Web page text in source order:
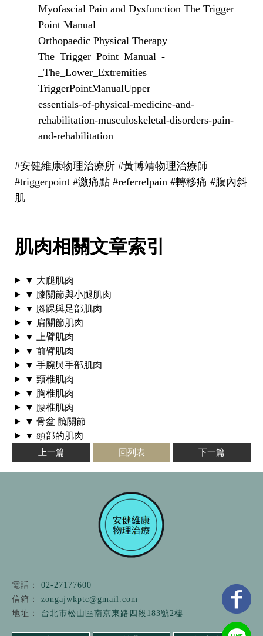
Myofascial Pain and Dysfunction The Trigger
Point Manual
Orthopaedic Physical Therapy
The_Trigger_Point_Manual_-
_The_Lower_Extremities
TriggerPointManualUpper
essentials-of-physical-medicine-and-
rehabilitation-musculoskeletal-disorders-pain-
and-rehabilitation
#安健維康物理治療所 #黃博靖物理治療師
#triggerpoint #激痛點 #referrelpain #轉移痛 #腹內斜
肌
肌肉相關文章索引
▼ 大腿肌肉
▼ 膝關節與小腿肌肉
▼ 腳踝與足部肌肉
▼ 肩關節肌肉
▼ 上臂肌肉
▼ 前臂肌肉
▼ 手腕與手部肌肉
▼ 頸椎肌肉
▼ 胸椎肌肉
▼ 腰椎肌肉
▼ 骨盆 髖關節
▼ 頭部的肌肉
上一篇 回列表 下一篇
02-27177600
zongajwkptc@gmail.com
台北市松山區南京東路四段183號2樓